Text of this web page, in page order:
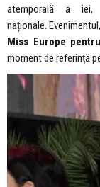
atemporală a
naționale.
Miss Europe
moment de referință